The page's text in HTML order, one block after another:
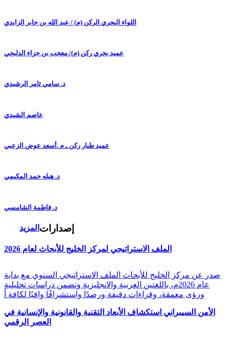
اللواء البحري الركن (م) / عبد الله بن جابر الزايدي
عميد بحري ركن (م)/ معجب بن جزاء الدلبحي
د. سامي ثامر الرشيدي
عاصم الشيدي
عميد طيار ركن ـ م .أسعد عوض الزعبي
د. هيله حمد المكيمي
د. فاطمة الشامسي
المزيد إصدارات
الملف الاستراتيجي لمركز الخليج للأبحاث لعام 2026
صدر عن مركز الخليج للأبحاث الملف الاستراتيجي السنوي مع بداية
عام 2026م، باللغتين العربية والانجليزية وتضمن دراسات تحليلية
ورؤى معمقة، وقراءات دقيقة ورصدًا واستشرافًا وافيًا لكافة أ
الأمن السيبراني استكشاف الأبعاد التقنية والقانونية والإنسانية في
العصر الرقمي